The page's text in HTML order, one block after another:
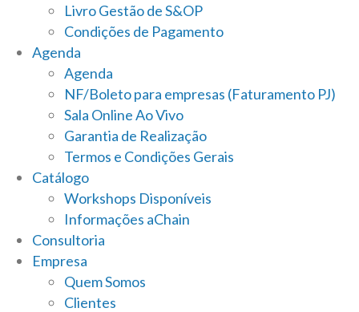
Livro Gestão de S&OP
Condições de Pagamento
Agenda
Agenda
NF/Boleto para empresas (Faturamento PJ)
Sala Online Ao Vivo
Garantia de Realização
Termos e Condições Gerais
Catálogo
Workshops Disponíveis
Informações aChain
Consultoria
Empresa
Quem Somos
Clientes